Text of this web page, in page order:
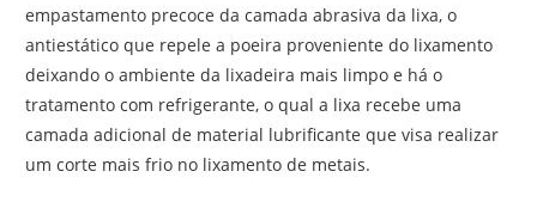
empastamento precoce da camada abrasiva da lixa, o
antiestático que repele a poeira proveniente do lixamento
deixando o ambiente da lixadeira mais limpo e há o
tratamento com refrigerante, o qual a lixa recebe uma
camada adicional de material lubrificante que visa realizar
um corte mais frio no lixamento de metais.